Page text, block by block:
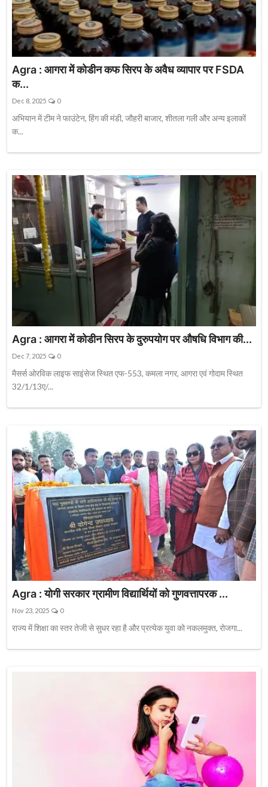
Agra : आगरा में कोडीन कफ सिरप के अवैध व्यापार पर FSDA
क...
Dec 8, 2025 0
अभियान में टीम ने फाउंटेन, हिंग की मंडी, जौहरी बाजार, शीतला गली और अन्य इलाकों
क...
Agra : आगरा में कोडीन सिरप के दुरुपयोग पर औषधि विभाग की...
Dec 7, 2025 0
मैसर्स ओरविक लाइफ साइंसेज स्थित एफ-553, कमला नगर, आगरा एवं गोदाम स्थित
32/1/13ए/...
Agra : योगी सरकार ग्रामीण विद्यार्थियों को गुणवत्तापरक ...
Nov 23, 2025 0
राज्य में शिक्षा का स्तर तेजी से सुधर रहा है और प्रत्येक युवा को नकलमुक्त, रोजगा...